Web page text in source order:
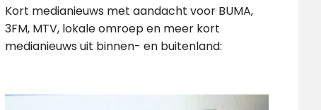
Kort medianieuws met aandacht voor BUMA,
3FM, MTV, lokale omroep en meer kort
medianieuws uit binnen- en buitenland: